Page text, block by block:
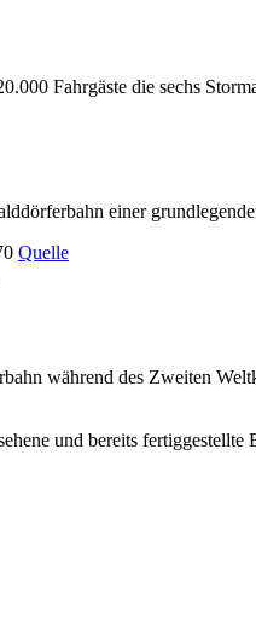
Fahrgäste die sechs
einer
Quelle
während des Zweiten
und bereits